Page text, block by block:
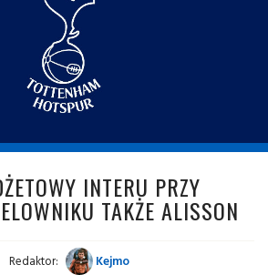
INTERU PRZY
TAKŻE ALISSON
Redaktor:
Kejmo